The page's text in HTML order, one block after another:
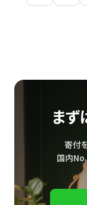
まず
寄付
国内